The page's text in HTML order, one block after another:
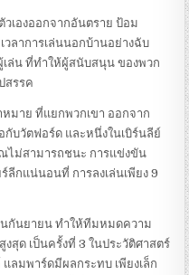
เองออกจากอันตราย ป้อม
วลาการเล่นนอกบ้านอย่างฉับ
ล่น ที่ทําให้ผู้สนับสนุน ของพวก
สรรค
มาย ที่แยกพวกเขา ออกจาก
บวัตฟอร์ด และหนึ่งในเบิร์นลีย์
ไม่สามารถชนะ การแข่งขัน
ลีกแน่นอนที่ การลงเล่นเพียง 9
นกันยายน ทําให้ทีมหมดความ
สุด เป็นครั้งที่ 3 ในประวัติศาสตร์
ลมพาร์ดมีผลกระทบ เพียงเล็ก